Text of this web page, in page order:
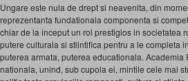
Ungare este nula de drept si neavenita, din
reprezentanta fundationala componenta si
chiar de la inceput un rol prestigios in societatea
putere culturala si stiintifica pentru a le completa
puterea armata, puterea educationala.
nationala, unind, sub cupola ei, mintile cele mai